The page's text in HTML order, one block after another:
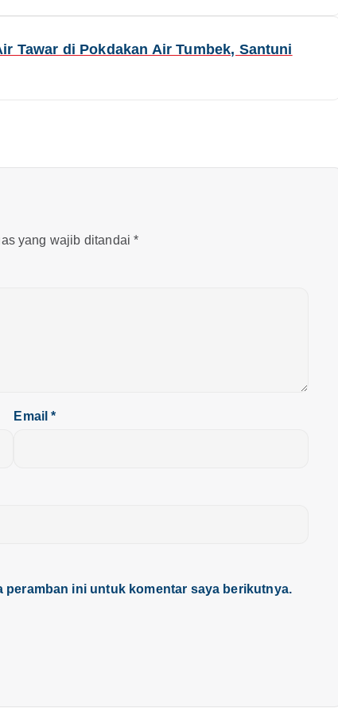
Tawar di Pokdakan Air Tumbek, Santuni
yang wajib ditandai*
Email*
peramban ini untuk komentar saya berikutnya.